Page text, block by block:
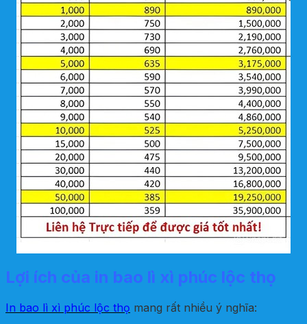
Lợi ích của in bao lì xì phúc lộc thọ
In bao lì xì phúc lộc thọ mang rất nhiều ý nghĩa: